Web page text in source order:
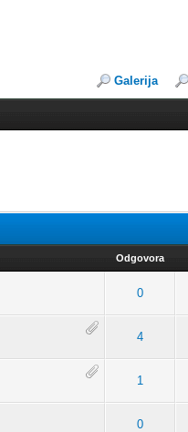
Galerija
Odgovora
0
4
1
0